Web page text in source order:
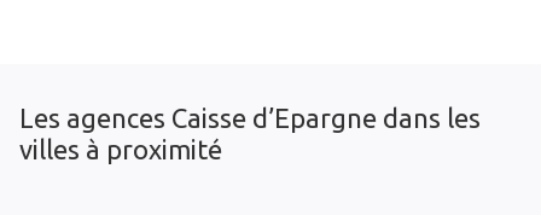
Les agences Caisse d’Epargne dans les
villes à proximité